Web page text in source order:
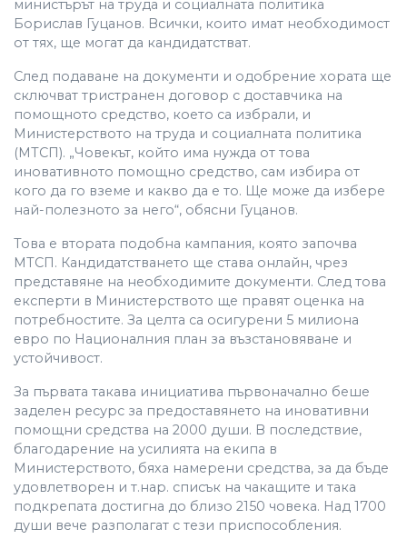
министърът на труда и социалната политика
Борислав Гуцанов. Всички, които имат необходимост
от тях, ще могат да кандидатстват.
След подаване на документи и одобрение хората ще
сключват тристранен договор с доставчика на
помощното средство, което са избрали, и
Министерството на труда и социалната политика
(МТСП). „Човекът, който има нужда от това
иновативното помощно средство, сам избира от
кого да го вземе и какво да е то. Ще може да избере
най-полезното за него“, обясни Гуцанов.
Това е втората подобна кампания, която започва
МТСП. Кандидатстването ще става онлайн, чрез
представяне на необходимите документи. След това
експерти в Министерството ще правят оценка на
потребностите. За целта са осигурени 5 милиона
евро по Националния план за възстановяване и
устойчивост.
За първата такава инициатива първоначално беше
заделен ресурс за предоставянето на иновативни
помощни средства на 2000 души. В последствие,
благодарение на усилията на екипа в
Министерството, бяха намерени средства, за да бъде
удовлетворен и т.нар. списък на чакащите и така
подкрепата достигна до близо 2150 човека. Над 1700
души вече разполагат с тези приспособления.